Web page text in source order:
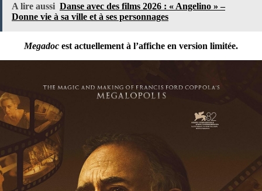
A lire aussi Danse avec des films 2026 : « Angelino » –
Donne vie à sa ville et à ses personnages
Megadoc est actuellement à l’affiche en version limitée.